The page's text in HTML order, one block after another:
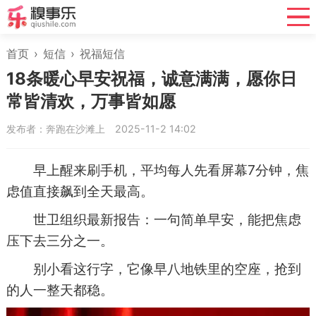
首页 › 短信 › 祝福短信
18条暖心早安祝福，诚意满满，愿你日
常皆清欢，万事皆如愿
发布者：奔跑在沙滩上 2025-11-2 14:02
早上醒来刷手机，平均每人先看屏幕7分钟，焦
虑值直接飙到全天最高。
世卫组织最新报告：一句简单早安，能把焦虑
压下去三分之一。
别小看这行字，它像早八地铁里的空座，抢到
的人一整天都稳。